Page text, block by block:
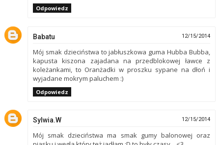
Odpowiedz
Babatu 12/15/2014
Mój smak dzieciństwa to jabłuszkowa guma Hubba Bubba,
kapusta kiszona zajadana na przedblokowej ławce z
koleżankami, to Oranżadki w proszku sypane na dłoń i
wyjadane mokrym paluchem :)
Odpowiedz
Sylwia.W 12/15/2014
Mój smak dzieciństwa ma smak gumy balonowej oraz